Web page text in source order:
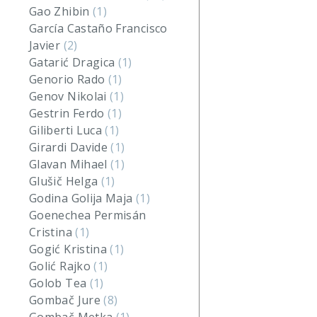
Gao Zhibin (1)
García Castaño Francisco
Javier (2)
Gatarić Dragica (1)
Genorio Rado (1)
Genov Nikolai(1)
Gestrin Ferdo(1)
Giliberti Luca(1)
Girardi Davide(1)
Glavan Mihael(1)
Glušič Helga (1)
Godina Golija Maja (1)
Goenechea Permisán
Cristina(1)
Gogić Kristina(1)
Golić Rajko(1)
Golob Tea (1)
Gombač Jure(8)